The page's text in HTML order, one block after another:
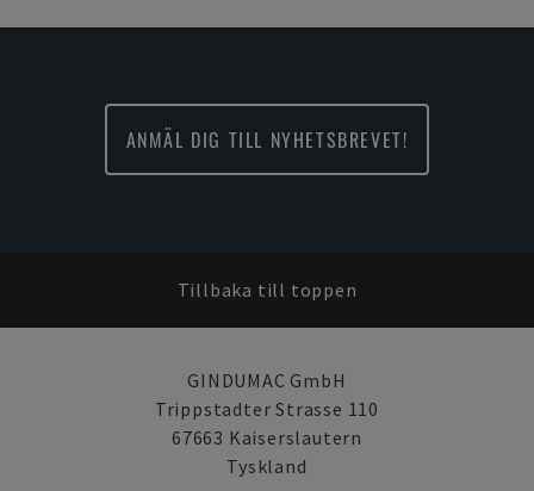
ANMÄL DIG TILL NYHETSBREVET!
Tillbaka till toppen
GINDUMAC GmbH
Trippstadter Strasse 110
67663 Kaiserslautern
Tyskland